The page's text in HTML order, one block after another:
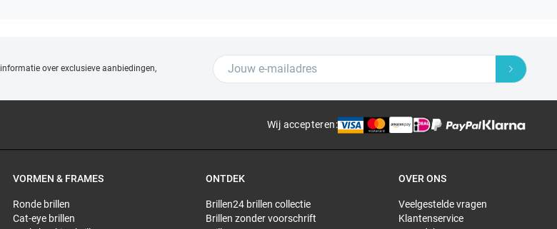
informatie over exclusieve aanbiedingen,
Wij accepteren:
VORMEN & FRAMES
Ronde brillen
Cat-eye brillen
ONTDEK
Brillen24 brillen collectie
Brillen zonder voorschrift
OVER ONS
Veelgestelde vragen
Klantenservice